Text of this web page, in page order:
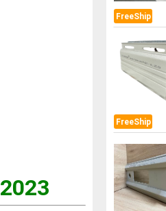
FreeShip
FreeShip